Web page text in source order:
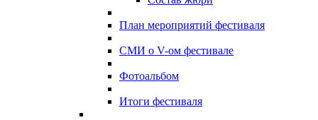
План мероприятий фестиваля
СМИ о V-ом фестивале
Фотоальбом
Итоги фестиваля